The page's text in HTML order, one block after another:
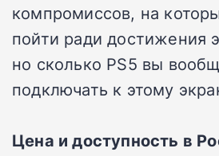
компромиссов, на
пойти ради достижения
но сколько PS5 вы
подключать к этому
Цена и доступность в